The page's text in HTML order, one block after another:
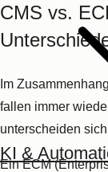
KI &
CMS vs.
Im
fallen immer
unterscheiden
EinECM